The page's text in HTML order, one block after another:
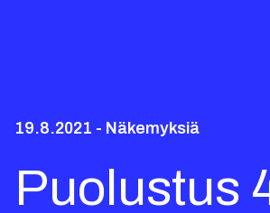
19.8.2021 - Näkemyksiä
Puolustus